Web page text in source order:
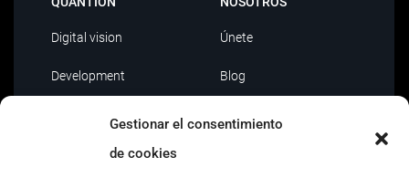
Gestionar el consentimiento
de cookies
Digital vision
Development
Únete
Blog